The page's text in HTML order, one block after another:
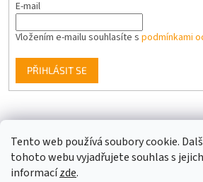
Tento web používá soubory cookie.
tohoto webu vyjadřujete souhlas s
informacízde.
E-mail
Vložením e-mailu souhlasíte s podmínkami
PŘIHLÁSIT SE
Facebook